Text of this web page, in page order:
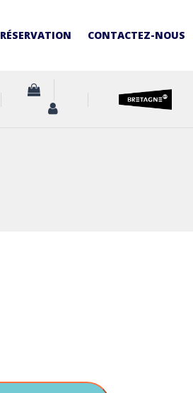
RÉSERVATION CONTACTEZ-NOUS